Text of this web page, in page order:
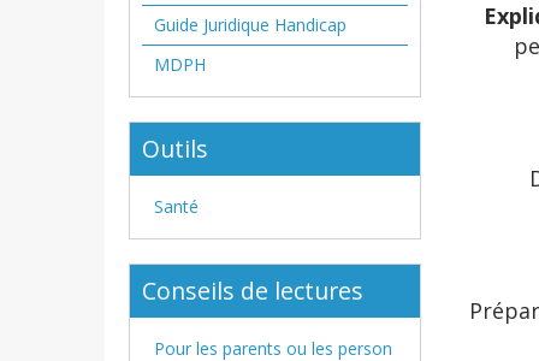
Guide Juridique Handicap
MDPH
Outils
Santé
Conseils de lectures
Pour les parents ou les person